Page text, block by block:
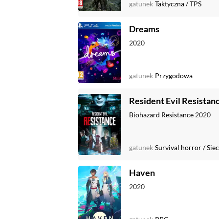
gatunek Taktyczna/TPS
Dreams
2020
gatunek Przygodowa
Resident Evil
Biohazard Resistance 2020
gatunek Survival horror/
Haven
2020